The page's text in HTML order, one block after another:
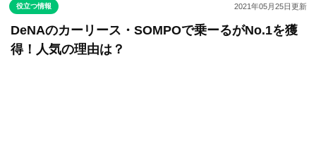
役立つ情報 2021年05月25日更新
DeNAのカーリース・SOMPOで乗ーるがNo.1を獲
得！人気の理由は？